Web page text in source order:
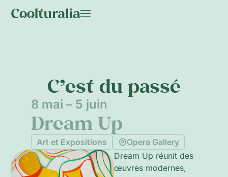
C’est du passé
8 mai – 5 juin
Dream Up
Art et Expositions
Opera Gallery
Dream Up réunit des
œuvres modernes,